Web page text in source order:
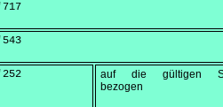
auf die gültigen
bezogen